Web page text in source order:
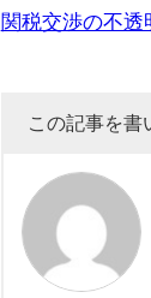
関税交渉の不透
この記事を書